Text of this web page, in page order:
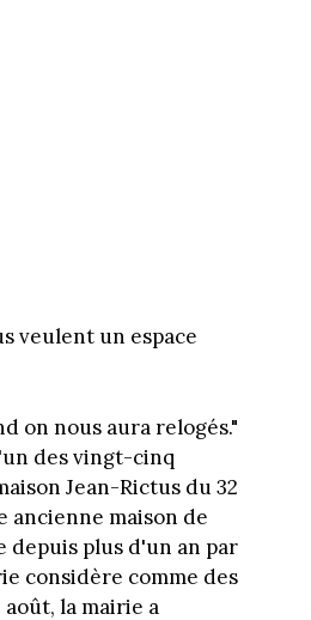
veulent un espace
on nous aura relogés."
des vingt-cinq
Jean-Rictus du 32
ancienne maison de
depuis plus d'un an par
considère comme des
la mairie a